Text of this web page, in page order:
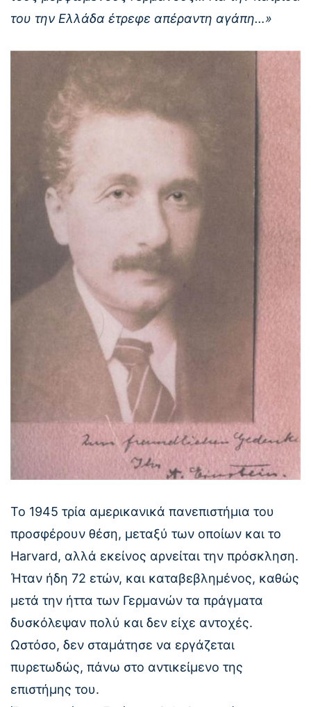
του την Ελλάδα έτρεφε απέραντη αγάπη…»
Το 1945 τρία αμερικανικά πανεπιστήμια του
προσφέρουν θέση, μεταξύ των οποίων και το
Harvard, αλλά εκείνος αρνείται την πρόσκληση.
Ήταν ήδη 72 ετών, και καταβεβλημένος, καθώς
μετά την ήττα των Γερμανών τα πράγματα
δυσκόλεψαν πολύ και δεν είχε αντοχές.
Ωστόσο, δεν σταμάτησε να εργάζεται
πυρετωδώς, πάνω στο αντικείμενο της
επιστήμης του.